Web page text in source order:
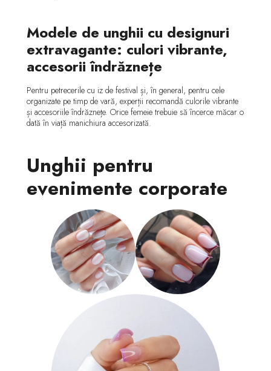
Modele de unghii cu designuri
extravagante: culori vibrante,
accesorii îndrăznețe
Pentru petrecerile cu iz de festival și, în general, pentru cele
organizate pe timp de vară, experții recomandă culorile vibrante
și accesoriile îndrăznețe. Orice femeie trebuie să încerce măcar o
dată în viață manichiura accesorizată.
Unghii pentru
evenimente corporate